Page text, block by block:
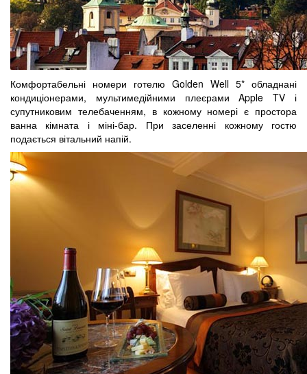
Комфортабельні номери готелю Golden Well 5* обладнані
кондиціонерами, мультимедійними плеєрами Apple TV і
супутниковим телебаченням, в кожному номері є простора
ванна кімната і міні-бар. При заселенні кожному гостю
подається вітальний напій.